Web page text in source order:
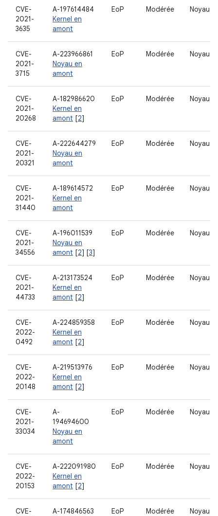
CVE-
2021-
3635
A-197614484
Kernel en
amont
EoP Modérée Noyau
CVE-
2021-
3715
A-223966861
Noyau en
amont
EoP Modérée Noyau
CVE-
2021-
20268
A-182986620
Kernel en
amont [2]
EoP Modérée Noyau
CVE-
2021-
20321
A-222644279
Noyau en
amont
EoP Modérée Noyau
CVE-
2021-
31440
A-189614572
Kernel en
amont
EoP Modérée Noyau
CVE-
2021-
34556
A-196011539
Noyau en
amont [2] [3]
EoP Modérée Noyau
CVE-
2021-
44733
A-213173524
Kernel en
amont [2]
EoP Modérée Noyau
CVE-
2022-
0492
A-224859358
Kernel en
amont [2]
EoP Modérée Noyau
CVE-
2022-
20148
A-219513976
Kernel en
amont [2]
EoP Modérée Noyau
CVE-
2021-
33034
A-
194694600
Noyau en
amont
EoP Modérée Noyau
CVE-
2022-
20153
A-222091980
Kernel en
amont [2]
EoP Modérée Noyau
CVE-
A-174846563
EoP Modérée Noyau